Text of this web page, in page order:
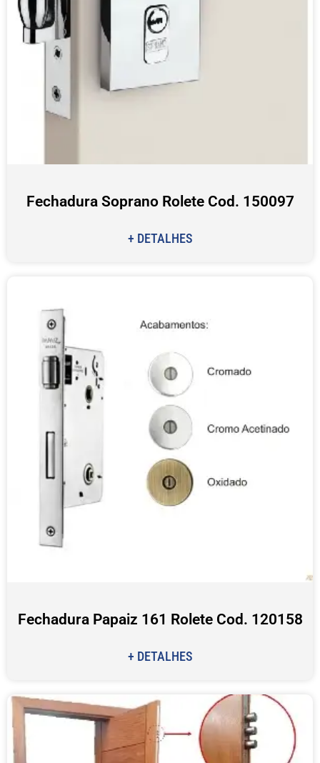
Fechadura Soprano Rolete Cod. 150097
+ DETALHES
Fechadura Papaiz 161 Rolete Cod. 120158
+ DETALHES